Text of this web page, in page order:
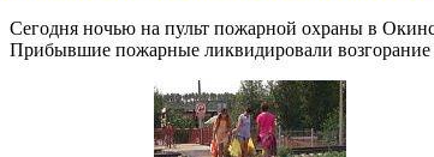
Сегодня ночью на пульт пожарной охраны в
Прибывшие пожарные ликвидировали возгорание